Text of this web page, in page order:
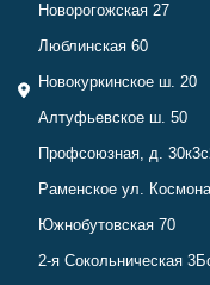
Новорогожская 27
Люблинская 60
Новокуркинское ш. 20
Алтуфьевское ш. 50
Профсоюзная, д.
Раменское ул.
Южнобутовская 70
2-я Сокольническая